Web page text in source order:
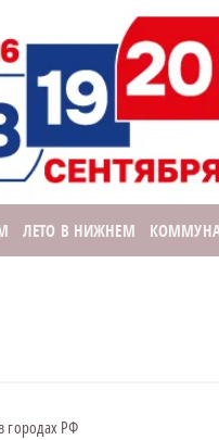
ЛЕТО В НИЖНЕМ
городах РФ